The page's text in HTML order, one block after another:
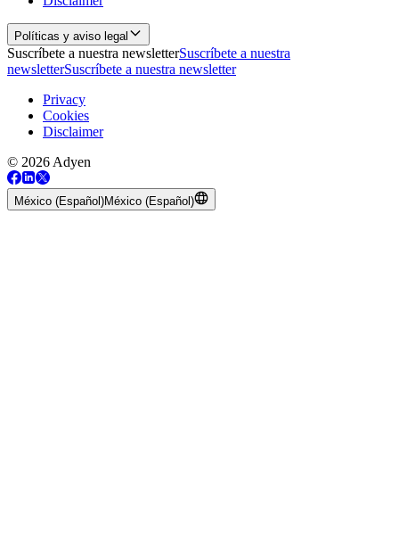
Políticas y aviso legal
Suscríbete a nuestra newsletterSuscríbete a nuestra
newsletterSuscríbete a nuestra newsletter
Privacy
Cookies
Disclaimer
© 2026 Adyen
México (Español)México (Español)